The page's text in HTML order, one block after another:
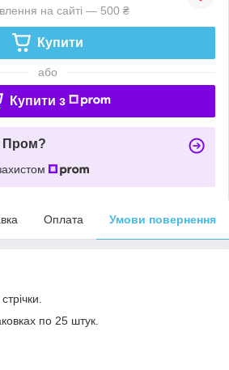
на сайті — 500 ₴
Купити
або
Купити з
Пром?
Оплата Умови повернення
по 25 штук.